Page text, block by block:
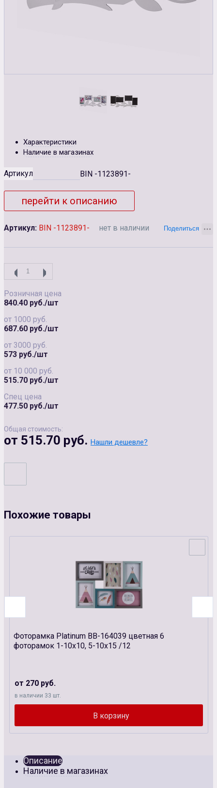
Характеристики
Наличие в магазинах
Артикул BIN -1123891-
перейти к описанию
Артикул: BIN -1123891- нет в наличии
Розничная цена
840.40 руб./шт
от 1000 руб.
687.60 руб./шт
от 3000 руб.
573 руб./шт
от 10 000 руб.
515.70 руб./шт
Спец цена
477.50 руб./шт
Общая стоимость:
от 515.70 руб. Нашли дешевле?
Похожие товары
Фоторамка Platinum BB-164039 цветная 6
фоторамок 1-10х10, 5-10х15 /12
от 270 руб.
в наличии 33 шт.
Описание
Наличие в магазинах